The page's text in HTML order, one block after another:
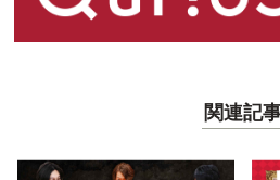
関連記